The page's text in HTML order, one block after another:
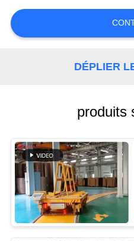
NOUVELLES
CITATION
PLAN
DU
SITE
DÉPLIER
produits